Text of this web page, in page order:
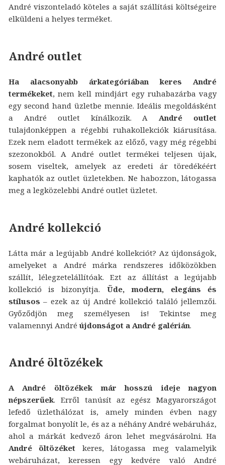
André viszonteladó köteles a saját szállítási költségeire
elküldeni a helyes terméket.
André outlet
Ha alacsonyabb árkategóriában keres André
termékeket, nem kell mindjárt egy ruhabazárba vagy
egy second hand üzletbe mennie. Ideális megoldásként
a André outlet kínálkozik. A André outlet
tulajdonképpen a régebbi ruhakollekciók kiárusítása.
Ezek nem eladott termékek az előző, vagy még régebbi
szezonokból. A André outlet termékei teljesen újak,
sosem viseltek, amelyek az eredeti ár töredékéért
kaphatók az outlet üzletekben. Ne habozzon, látogassa
meg a legközelebbi André outlet üzletet.
André kollekció
Látta már a legújabb André kollekciót? Az újdonságok,
amelyeket a André márka rendszeres időközökben
szállít, lélegzetelállítóak. Ezt az állítást a legújabb
kollekció is bizonyítja. Üde, modern, elegáns és
stílusos – ezek az új André kollekció találó jellemzői.
Győződjön meg személyesen is! Tekintse meg
valamennyi André újdonságot a André galérián.
André öltözékek
A André öltözékek már hosszú ideje nagyon
népszerűek. Erről tanúsít az egész Magyarországot
lefedő üzlethálózat is, amely minden évben nagy
forgalmat bonyolít le, és az a néhány André webáruház,
ahol a márkát kedvező áron lehet megvásárolni. Ha
André öltözéket keres, látogassa meg valamelyik
webáruházat, keressen egy kedvére való André